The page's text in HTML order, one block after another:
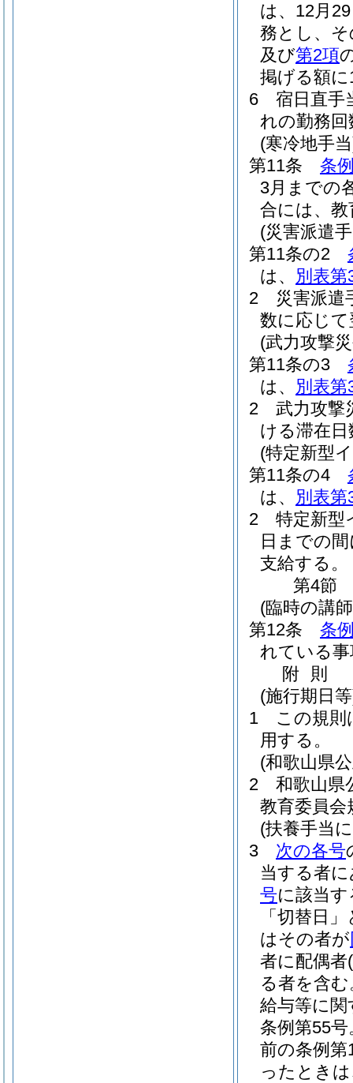
は、12月
務とし、
及び第2項
掲げる額
6
宿日直手
れの勤務
(寒冷地手
第11条
条
3月までの
合には、
(災害派遣
第11条の2
は、 別表第
2
災害派遣
数に応じ
(武力攻撃
第11条の3
は、 別表第
2
武力攻撃
ける滞在
(特定新型
第11条の4
は、 別表第
2
特定新型
日までの
支給する。
第4節
(臨時の講
第12条
条
れている
附 則
(施行期日
1
この規則
用する。
(和歌山県
2
和歌山県
教育委員会
(扶養手当
3
次の各号
当する者
号に該当
「切替日
はその者が
者に配偶者
る者を含
給与等に関
条例第55
前の条例
ったとき